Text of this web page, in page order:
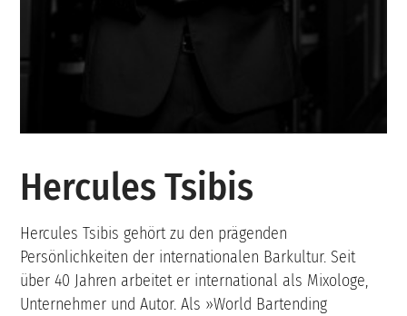
Hercules Tsibis
Hercules Tsibis gehört zu den prägenden
Persönlichkeiten der internationalen Barkultur. Seit
über 40 Jahren arbeitet er international als Mixologe,
Unternehmer und Autor. Als »World Bartending